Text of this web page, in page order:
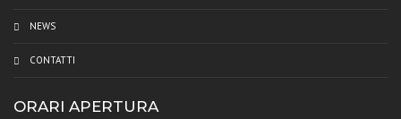
NEWS
CONTATTI
ORARI APERTURA